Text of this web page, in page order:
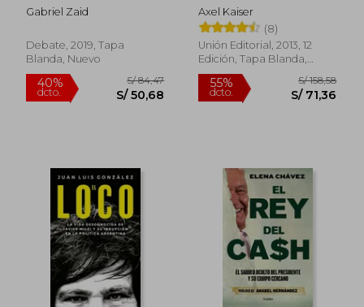
dcto. S/ 63,49 dcto.
Gabriel Zaid
Debate, 2019, Tapa
Blanda, Nuevo
1929-2008 (Biblioteca
de la Libertad
Formato Menor)
Axel Kaiser
(8)
Unión Editorial, 2013, 12
Edición, Tapa Blanda,
Nuevo